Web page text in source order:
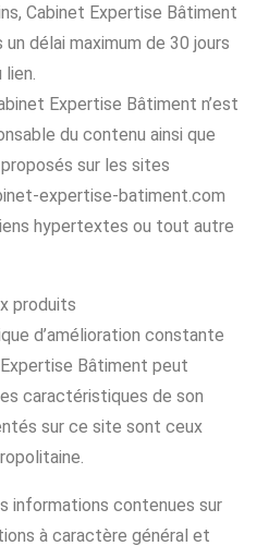
Cabinet Expertise Bâtiment
délai maximum de 30 jours
Expertise Bâtiment n’est
du contenu ainsi que
sur les sites
expertise-batiment.com
hypertextes ou tout autre
produits
d’amélioration constante
Bâtiment peut
caractéristiques de son
sur ce site sont ceux
informations contenues sur
à caractère général et